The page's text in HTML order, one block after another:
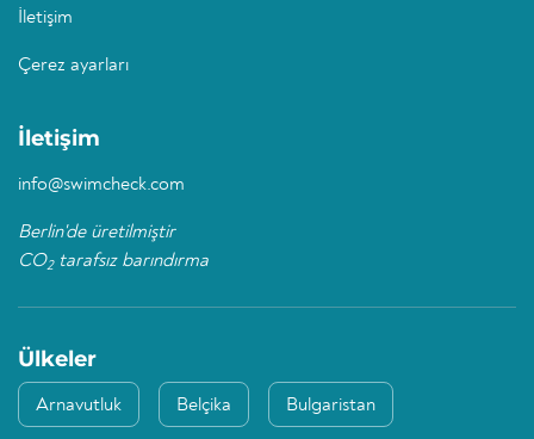
İletişim
Çerez ayarları
İletişim
info@swimcheck.com
Berlin'de üretilmiştir
CO2tarafsız barındırma
Ülkeler
Arnavutluk Belçika Bulgaristan